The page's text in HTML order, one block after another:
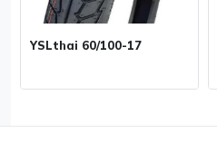
YSLthai 60/100-17